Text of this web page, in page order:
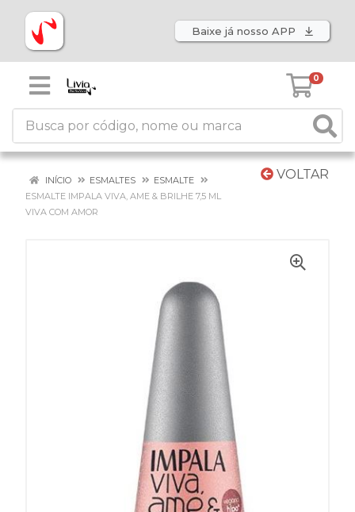
Baixe já nosso APP
0
VOLTAR
INÍCIO ESMALTES
ESMALTE
ESMALTE IMPALA VIVA, AME & BRILHE 7,5 ML
VIVA COM AMOR